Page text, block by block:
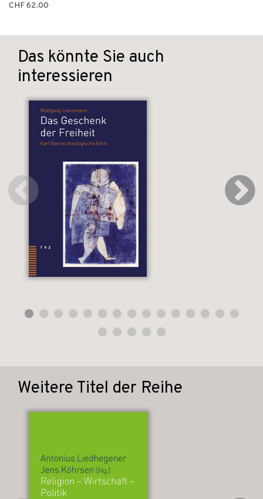
CHF 62.00
Das könnte Sie auch
interessieren
Weitere Titel der Reihe